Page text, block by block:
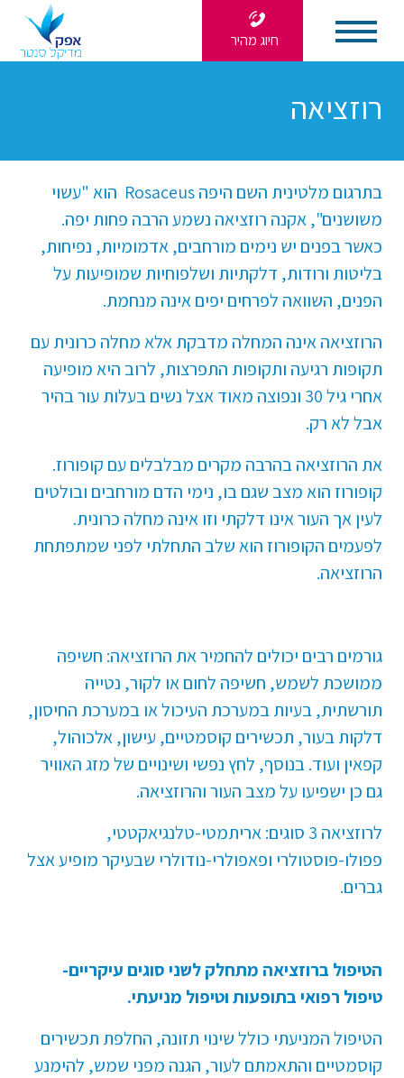
חיוג מהיר
רוזציאה
בתרגום מלטינית השם היפה Rosaceus הוא "עשוי
משושנים", אקנה רוזציאה נשמע הרבה פחות יפה.
כאשר בפנים יש נימים מורחבים, אדמומיות, נפיחות,
בליטות ורודות, דלקתיות ושלפוחיות שמופיעות על
הפנים, השוואה לפרחים יפים אינה מנחמת.
הרוזציאה אינה המחלה מדבקת אלא מחלה כרונית עם
תקופות רגיעה ותקופות התפרצות, לרוב היא מופיעה
אחרי גיל 30 ונפוצה מאוד אצל נשים בעלות עור בהיר
אבל לא רק.
את הרוזציאה בהרבה מקרים מבלבלים עם קופורוז.
קופורוז הוא מצב שגם בו, נימי הדם מורחבים ובולטים
לעין אך העור אינו דלקתי וזו אינה מחלה כרונית.
לפעמים הקופורוז הוא שלב התחלתי לפני שמתפתחת
הרוזציאה.
גורמים רבים יכולים להחמיר את הרוזציאה: חשיפה
ממושכת לשמש, חשיפה לחום או לקור, נטייה
תורשתית, בעיות במערכת העיכול או במערכת החיסון,
דלקות בעור, תכשירים קוסמטיים, עישון, אלכוהול,
קפאין ועוד. בנוסף, לחץ נפשי ושינויים של מזג האוויר
גם כן ישפיעו על מצב העור והרוזציאה.
לרוזציאה 3 סוגים: אריתמטי-טלנגיאקטטי,
פפולו-פוסטולרי ופאפולרי-נודולרי שבעיקר מופיע אצל
גברים.
הטיפול ברוזציאה מתחלק לשני סוגים עיקריים-
טיפול רפואי בתופעות וטיפול מניעתי.
הטיפול המניעתי כולל שינוי תזונה, החלפת תכשירים
קוסמטיים והתאמתם לעור, הגנה מפני שמש, להימנע